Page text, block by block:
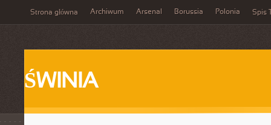
Strona główna Archiwum Arsenal Borussia Polonia Spis
ŚWINIA